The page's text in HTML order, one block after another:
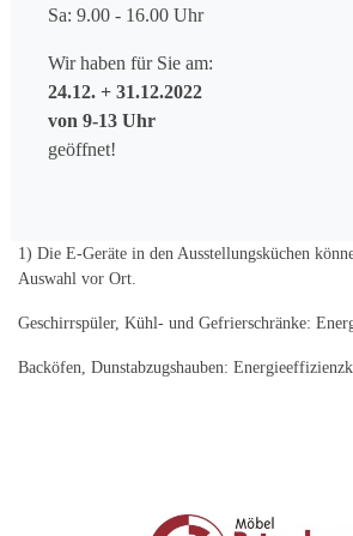
Sa: 9.00 - 16.00 Uhr
Wir haben für Sie am:
24.12. + 31.12.2022
von 9-13 Uhr
geöffnet!
1) Die E-Geräte in den Ausstellungsküchen
Auswahl vor Ort.
Geschirrspüler, Kühl- und Gefrierschränke:
Backöfen, Dunstabzugshauben: